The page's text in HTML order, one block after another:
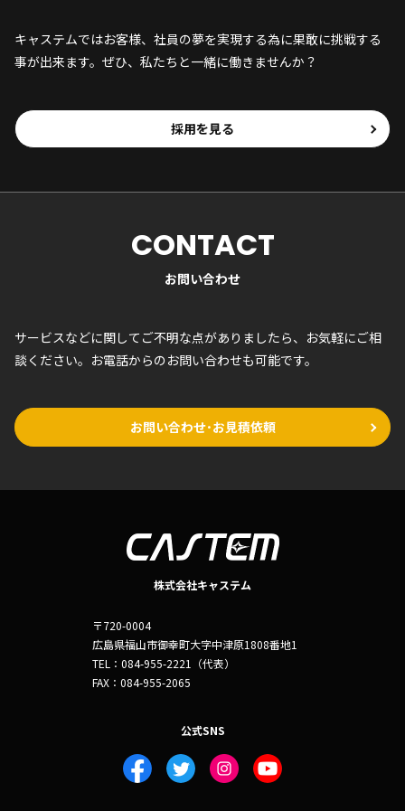
キャステムではお客様、社員の夢を実現する為に果敢に挑戦する
事が出来ます。ぜひ、私たちと一緒に働きませんか？
採用を見る
CONTACT
お問い合わせ
サービスなどに関してご不明な点がありましたら、お気軽にご相
談ください。お電話からのお問い合わせも可能です。
お問い合わせ･お見積依頼
株式会社キャステム
〒720-0004
広島県福山市御幸町大字中津原1808番地1
TEL：084-955-2221（代表）
FAX：084-955-2065
公式SNS